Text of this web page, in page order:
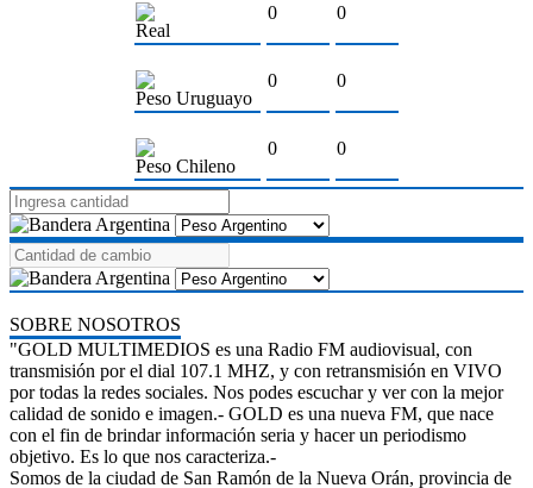
Real
0 0
Peso Uruguayo
0 0
Peso Chileno
0 0
SOBRE NOSOTROS
"GOLD MULTIMEDIOS es una Radio FM audiovisual, con
transmisión por el dial 107.1 MHZ, y con retransmisión en VIVO
por todas la redes sociales. Nos podes escuchar y ver con la mejor
calidad de sonido e imagen.- GOLD es una nueva FM, que nace
con el fin de brindar información seria y hacer un periodismo
objetivo. Es lo que nos caracteriza.-
Somos de la ciudad de San Ramón de la Nueva Orán, provincia de